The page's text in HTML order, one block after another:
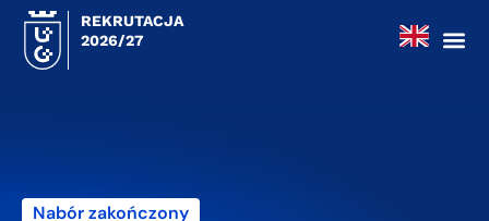
REKRUTACJA
2026/27
Nabór zakończony